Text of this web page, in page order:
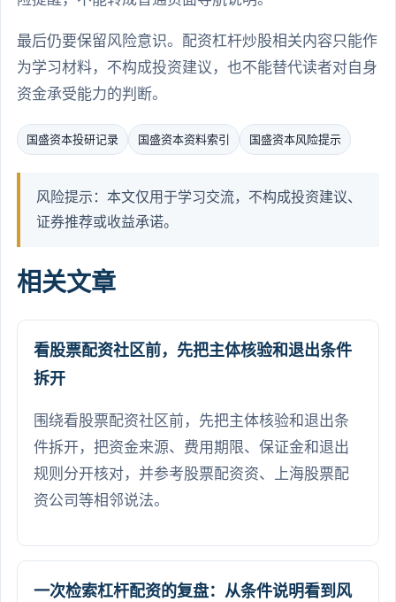
最后仍要保留风险意识。配资杠杆炒股相关内容只能作
为学习材料，不构成投资建议，也不能替代读者对自身
资金承受能力的判断。
国盛资本投研记录 国盛资本资料索引 国盛资本风险提示
风险提示：本文仅用于学习交流，不构成投资建议、
证券推荐或收益承诺。
相关文章
看股票配资社区前，先把主体核验和退出条件
拆开
围绕看股票配资社区前，先把主体核验和退出条
件拆开，把资金来源、费用期限、保证金和退出
规则分开核对，并参考股票配资资、上海股票配
资公司等相邻说法。
一次检索杠杆配资的复盘：从条件说明看到风